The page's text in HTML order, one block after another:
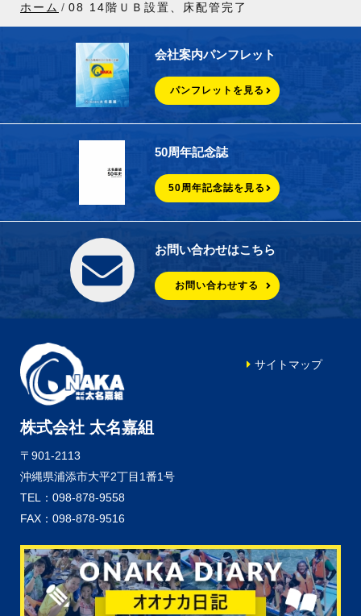
ホーム 08 14階ＵＢ設置、床配管完了
会社案内パンフレット
パンフレットを見る
50周年記念誌
50周年記念誌を見る
お問い合わせはこちら
お問い合わせする
株式会社 太名嘉組
〒901-2113
沖縄県浦添市大平2丁目1番1号
TEL：098-878-9558
FAX：098-878-9516
サイトマップ